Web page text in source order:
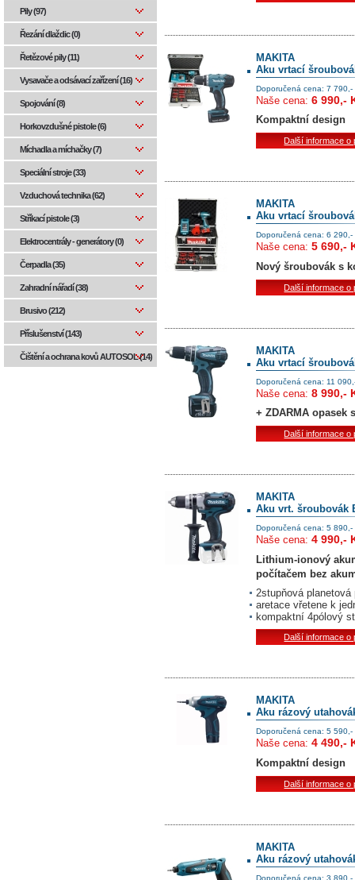
MAKITA
Aku vrtací
Doporučená cena: 7 790,-
Naše cena: 6 990,-
Kompaktní design
Další informace o
MAKITA
Aku vrtací
Doporučená cena: 6 290,-
Naše cena: 5 690,-
Nový šroubovák s
Další informace o
MAKITA
Aku vrtací
Doporučená cena: 11
Naše cena: 8 990,-
+ ZDARMA opasek
Další informace o
MAKITA
Aku vrt. šroubovák
Doporučená cena: 5 890,-
Naše cena: 4 990,-
Lithium-ionový
počítačem bez
2stupňová
aretace vřetene k
kompaktní 4pólový
Další informace o
MAKITA
Aku rázový
Doporučená cena: 5 590,-
Naše cena: 4 490,-
Kompaktní design
Další informace o
MAKITA
Aku rázový
Doporučená cena: 3 890,-
Pily (97)
Řezání dlaždic (0)
Řetězové pily (11)
Vysavače a odsávací zařízení (16)
Spojování (8)
Horkovzdušné pistole (6)
Míchadla a míchačky (7)
Speciální stroje (33)
Vzduchová technika (62)
Stříkací pistole (3)
Elektrocentrály - generátory (0)
Čerpadla (35)
Zahradní nářadí (38)
Brusivo (212)
Příslušenství (143)
Čištění a ochrana kovů AUTOSOL (14)